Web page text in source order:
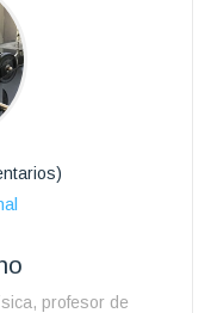
profesor de